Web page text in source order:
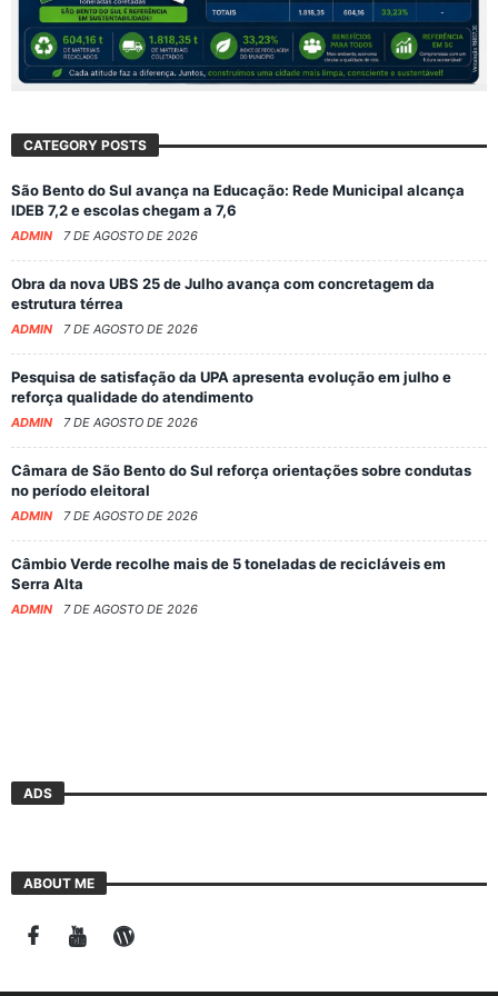
CATEGORY POSTS
São Bento do Sul avança na Educação: Rede Municipal alcança
IDEB 7,2 e escolas chegam a 7,6
ADMIN 7 DE AGOSTO DE 2026
Obra da nova UBS 25 de Julho avança com concretagem da
estrutura térrea
ADMIN 7 DE AGOSTO DE 2026
Pesquisa de satisfação da UPA apresenta evolução em julho e
reforça qualidade do atendimento
ADMIN 7 DE AGOSTO DE 2026
Câmara de São Bento do Sul reforça orientações sobre condutas
no período eleitoral
ADMIN 7 DE AGOSTO DE 2026
Câmbio Verde recolhe mais de 5 toneladas de recicláveis em
Serra Alta
ADMIN 7 DE AGOSTO DE 2026
ADS
ABOUT ME